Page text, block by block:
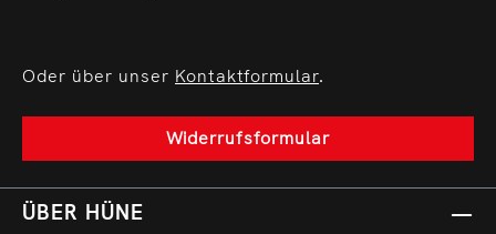
Oder über unser Kontaktformular.
Widerrufsformular
ÜBER HÜNE